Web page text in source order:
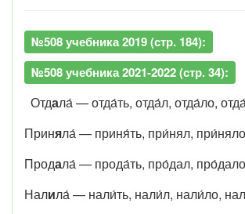
№508 учебника 2019 (стр. 184):
№508 учебника 2021-2022 (стр. 34):
Отдала́ — отда́ть, отда́л, отда́ло,
Приняла́ — приня́ть, при́нял,
Продала́ — прода́ть, про́дал,
Налила́ — нали́ть, нали́л, нали́ло,